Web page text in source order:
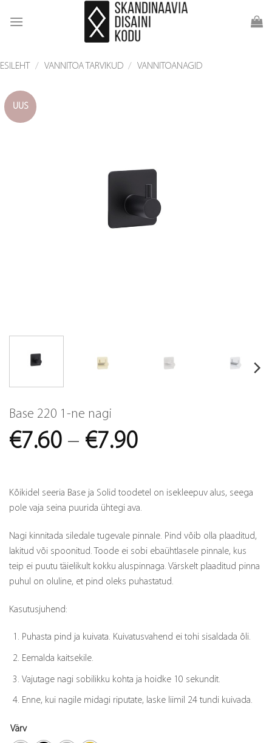
ESILEHT / VANNITOA TARVIKUD / VANNITOANAGID
UUS
Base 220 1-ne nagi
€7.60 – €7.90Price
€7.60
through
€7.90
Kõikidel seeria Base ja Solid toodetel on isekleepuv alus, seega
pole vaja seina puurida ühtegi ava.
Nagi kinnitada siledale tugevale pinnale. Pind võib olla plaaditud,
lakitud või spoonitud. Toode ei sobi ebaühtlasele pinnale, kus
teip ei puutu täielikult kokku aluspinnaga. Värskelt plaaditud pinna
puhul on oluline, et pind oleks puhastatud.
Kasutusjuhend:
Puhasta pind ja kuivata. Kuivatusvahend ei tohi sisaldada õli.
Eemalda kaitsekile.
Vajutage nagi sobilikku kohta ja hoidke 10 sekundit.
Enne, kui nagile midagi riputate, laske liimil 24 tundi kuivada.
Värv